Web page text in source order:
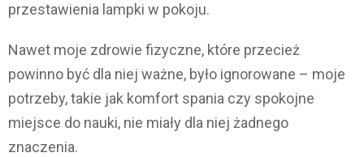
przestawienia lampki w pokoju.
Nawet moje zdrowie fizyczne, które przecież
powinno być dla niej ważne, było ignorowane – moje
potrzeby, takie jak komfort spania czy spokojne
miejsce do nauki, nie miały dla niej żadnego
znaczenia.